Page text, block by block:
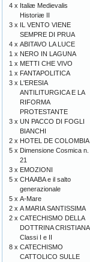
4 x Italiæ Medievalis
Historiæ II
3 x IL VENTO VIENE
SEMPRE DI PRUA
4 x ABITAVO LA LUCE
1 x NERO IN LAGUNA
1 x METTI CHE VIVO
1 x FANTAPOLITICA
3 x L'ERESIA
ANTILITURGICA E LA
RIFORMA
PROTESTANTE
3 x UN PACCO DI FOGLI
BIANCHI
2 x HOTEL DE COLOMBIA
5 x Dimensione Cosmica n.
21
3 x EMOZIONI
5 x CHAABA e il salto
generazionale
5 x A-Mare
2 x A MARIA SANTISSIMA
2 x CATECHISMO DELLA
DOTTRINA CRISTIANA
Classi I e II
8 x CATECHISMO
CATTOLICO SULLE